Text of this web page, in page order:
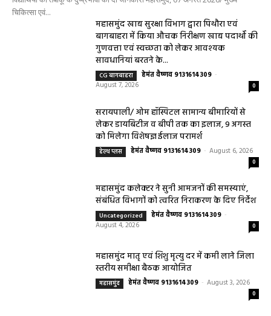
चिकित्सा एवं...
महासमुंद खाद्य सुरक्षा विभाग द्वारा पिथौरा एवं
बागबाहरा में किया औचक निरीक्षण खाद्य पदार्थों की
गुणवत्ता एवं स्वच्छता को लेकर आवश्यक
सावधानियां बरतने के...
CG बागबाहरा हेमंत वैष्णव 9131614309 -
August 7, 2026
0
सरायपाली/ ओम हॉस्पिटल सामान्य बीमारियों से
लेकर डायबिटीज व बीपी तक का इलाज, 9 अगस्त
को मिलेगा विशेषज्ञ ईलाज परामर्श
हेल्थ प्लस हेमंत वैष्णव 9131614309 - August 6, 2026
0
महासमुंद कलेक्टर ने सुनी आमजनों की समस्याएं,
संबंधित विभागों को त्वरित निराकरण के दिए निर्देश
Uncategorized हेमंत वैष्णव 9131614309 -
August 4, 2026
0
महासमुंद मातृ एवं शिशु मृत्यु दर में कमी लाने जिला
स्तरीय समीक्षा बैठक आयोजित
महासमुंद हेमंत वैष्णव 9131614309 - August 3, 2026
0